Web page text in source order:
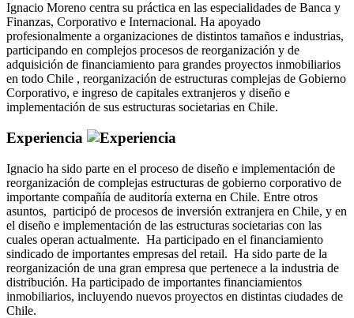
Ignacio Moreno centra su práctica en las especialidades de Banca y
Finanzas, Corporativo e Internacional. Ha apoyado
profesionalmente a organizaciones de distintos tamaños e industrias,
participando en complejos procesos de reorganización y de
adquisición de financiamiento para grandes proyectos inmobiliarios
en todo Chile , reorganización de estructuras complejas de Gobierno
Corporativo, e ingreso de capitales extranjeros y diseño e
implementación de sus estructuras societarias en Chile.
Experiencia
Ignacio ha sido parte en el proceso de diseño e implementación de
reorganización de complejas estructuras de gobierno corporativo de
importante compañía de auditoría externa en Chile. Entre otros
asuntos, participó de procesos de inversión extranjera en Chile, y en
el diseño e implementación de las estructuras societarias con las
cuales operan actualmente. Ha participado en el financiamiento
sindicado de importantes empresas del retail. Ha sido parte de la
reorganización de una gran empresa que pertenece a la industria de
distribución. Ha participado de importantes financiamientos
inmobiliarios, incluyendo nuevos proyectos en distintas ciudades de
Chile.